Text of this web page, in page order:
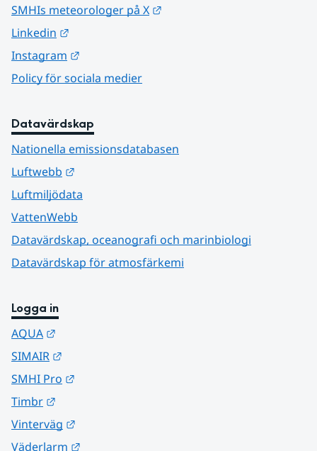
SMHIs meteorologer på X
Linkedin
Instagram
Policy för sociala medier
Datavärdskap
Nationella emissionsdatabasen
Luftwebb
Luftmiljödata
VattenWebb
Datavärdskap, oceanografi och marinbiologi
Datavärdskap för atmosfärkemi
Logga in
AQUA
SIMAIR
SMHI Pro
Timbr
Vinterväg
Väderlarm